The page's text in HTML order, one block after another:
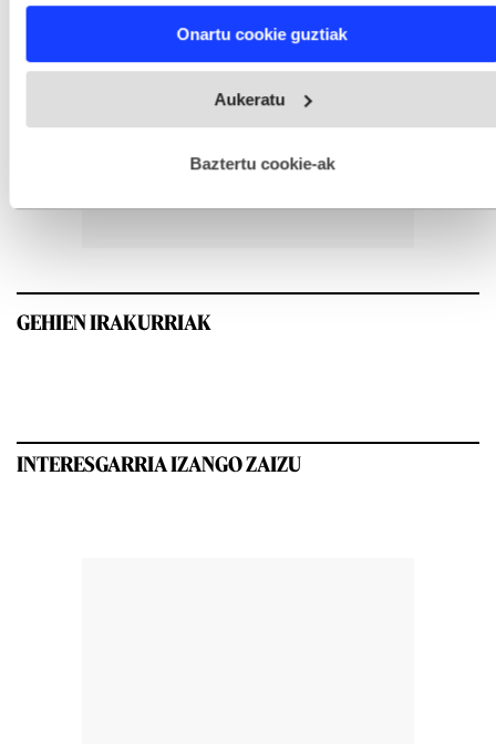
and set your preferences in thedetails section
fitxategiak erabiltzen ditu. Zure esperientzia eta zerbitzuak
esplizitua ematen diguzu.Gehiago irakurri
Onartu cookie guztiak
Aukeratu
Baztertu cookie-ak
GEHIEN IRAKURRIAK
INTERESGARRIA IZANGO ZAIZU